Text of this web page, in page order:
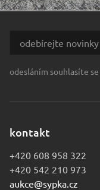
odesláním souhlasíte se
kontakt
+420 608 958 322
+420 542 210 973
aukce@sypka.cz